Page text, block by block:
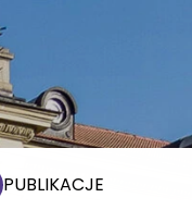
PUBLIKACJE